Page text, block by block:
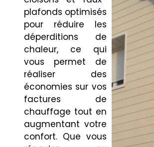
plafonds optimisés
pour réduire les
déperditions de
chaleur, ce qui
vous permet de
réaliser des
économies sur vos
factures de
chauffage tout en
augmentant votre
confort. Que vous